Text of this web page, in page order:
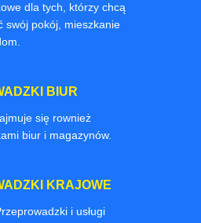
dla tych, którzy chcą
swój pokój, mieszkanie
BIUR
się rownież
biur i magazynów.
KRAJOWE
i usługi